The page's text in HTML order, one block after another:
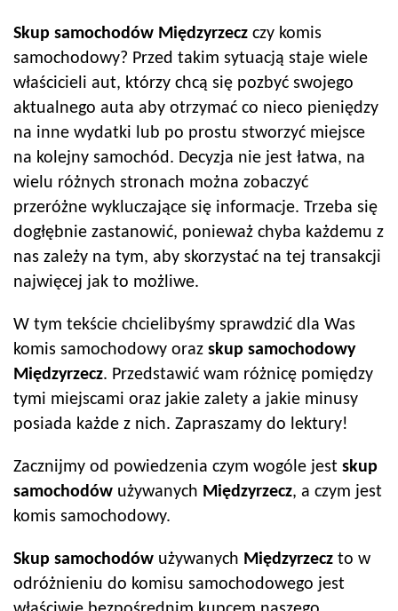
Skup samochodów Międzyrzecz czy komis
samochodowy? Przed takim sytuacją staje wiele
właścicieli aut, którzy chcą się pozbyć swojego
aktualnego auta aby otrzymać co nieco pieniędzy
na inne wydatki lub po prostu stworzyć miejsce
na kolejny samochód. Decyzja nie jest łatwa, na
wielu różnych stronach można zobaczyć
przeróżne wykluczające się informacje. Trzeba się
dogłębnie zastanowić, ponieważ chyba każdemu z
nas zależy na tym, aby skorzystać na tej transakcji
najwięcej jak to możliwe.
W tym tekście chcielibyśmy sprawdzić dla Was
komis samochodowy oraz skup samochodowy
Międzyrzecz. Przedstawić wam różnicę pomiędzy
tymi miejscami oraz jakie zalety a jakie minusy
posiada każde z nich. Zapraszamy do lektury!
Zacznijmy od powiedzenia czym wogóle jest skup
samochodów używanych Międzyrzecz, a czym jest
komis samochodowy.
Skup samochodów używanych Międzyrzecz to w
odróżnieniu do komisu samochodowego jest